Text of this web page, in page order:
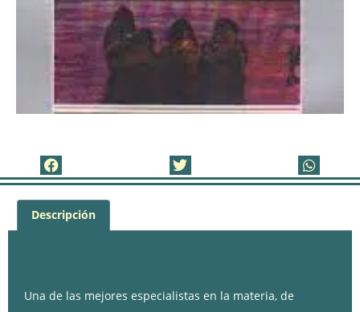
Descripción
Una de las mejores especialistas en la materia, de